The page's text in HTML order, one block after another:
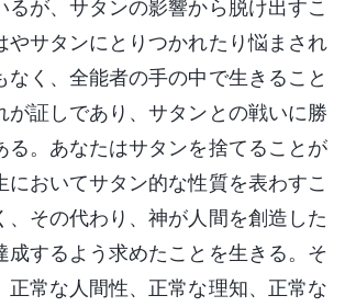
るが、サタンの影響から脱け出すこ
やサタンにとりつかれたり悩まされ
なく、全能者の手の中で生きること
が証しであり、サタンとの戦いに勝
る。あなたはサタンを捨てることが
においてサタン的な性質を表わすこ
、その代わり、神が人間を創造した
成するよう求めたことを生きる。そ
正常な人間性、正常な理知、正常な